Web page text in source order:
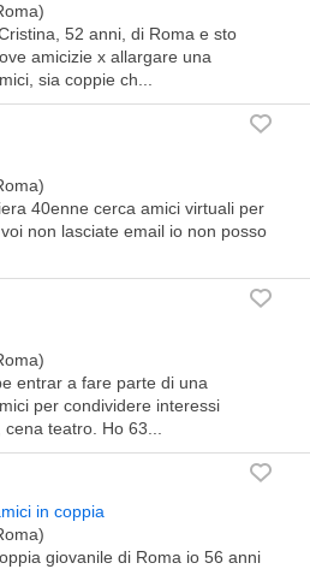
52 anni, di Roma e sto
amicizie x allargare una
sia coppie ch...
40enne cerca amici virtuali per
non lasciate email io non posso
entrar a fare parte di una
per condividere interessi
teatro. Ho 63...
in coppia
giovanile di Roma io 56 anni